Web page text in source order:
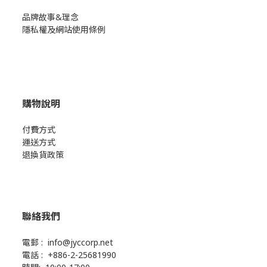
品牌故事&理念
隱私權及網站使用條例
購物說明
付費方式
運送方式
退換貨政策
聯絡我們
電郵 : info@jyccorp.net
電話 : +886-2-25681990